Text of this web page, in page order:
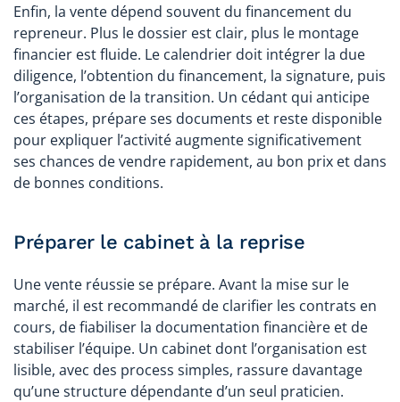
Enfin, la vente dépend souvent du financement du
repreneur. Plus le dossier est clair, plus le montage
financier est fluide. Le calendrier doit intégrer la due
diligence, l’obtention du financement, la signature, puis
l’organisation de la transition. Un cédant qui anticipe
ces étapes, prépare ses documents et reste disponible
pour expliquer l’activité augmente significativement
ses chances de vendre rapidement, au bon prix et dans
de bonnes conditions.
Préparer le cabinet à la reprise
Une vente réussie se prépare. Avant la mise sur le
marché, il est recommandé de clarifier les contrats en
cours, de fiabiliser la documentation financière et de
stabiliser l’équipe. Un cabinet dont l’organisation est
lisible, avec des process simples, rassure davantage
qu’une structure dépendante d’un seul praticien.